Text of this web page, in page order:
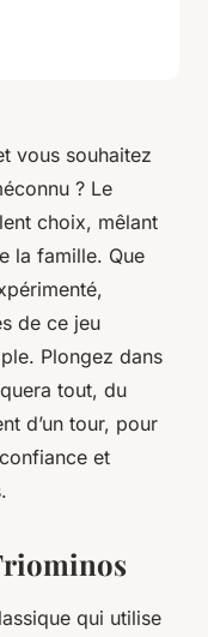
vous souhaitez
? Le
choix, mêlant
la famille. Que
de ce jeu
Plongez dans
tout, du
d’un tour, pour
et
qui utilise